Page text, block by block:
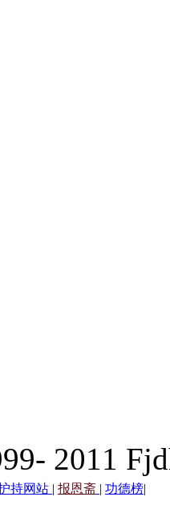
2011
持网站 | 报恩斋 | 功德榜|